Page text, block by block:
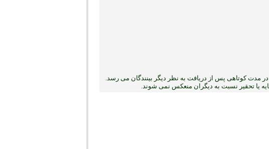
مدت کوتاهی پس از دریافت به نظر دیگر بینندگان می رسد.
یا تحقیر نسبت به دیگران منعکس نمی ‏شوند.